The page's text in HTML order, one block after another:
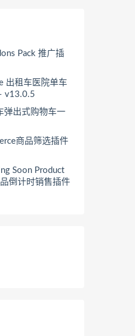
Pack 推广插
出租车医院单车
v13.0.5
弹出式购物车一
商品筛选插件
Soon Product
倒计时销售插件